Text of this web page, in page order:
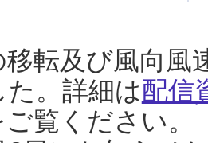
転及び風向風
。詳細は配信
ご覧ください。